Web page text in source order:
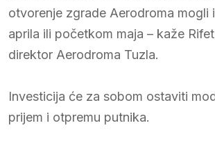
otvorenje zgrade Aerodroma mogli
aprila ili početkom maja – kaže
direktor Aerodroma Tuzla.
Investicija će za sobom ostaviti
prijem i otpremu putnika.